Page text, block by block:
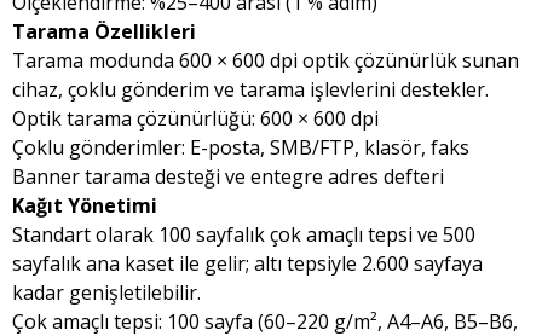
Tarama Özellikleri
Tarama modunda 600 × 600 dpi optik çözünürlük sunan
cihaz, çoklu gönderim ve tarama işlevlerini destekler.
Optik tarama çözünürlüğü: 600 × 600 dpi
Çoklu gönderimler: E-posta, SMB/FTP, klasör, faks
Banner tarama desteği ve entegre adres defteri
Kağıt Yönetimi
Standart olarak 100 sayfalık çok amaçlı tepsi ve 500
sayfalık ana kaset ile gelir; altı tepsiyle 2.600 sayfaya
kadar genişletilebilir.
Çok amaçlı tepsi: 100 sayfa (60–220 g/m², A4–A6, B5–B6,